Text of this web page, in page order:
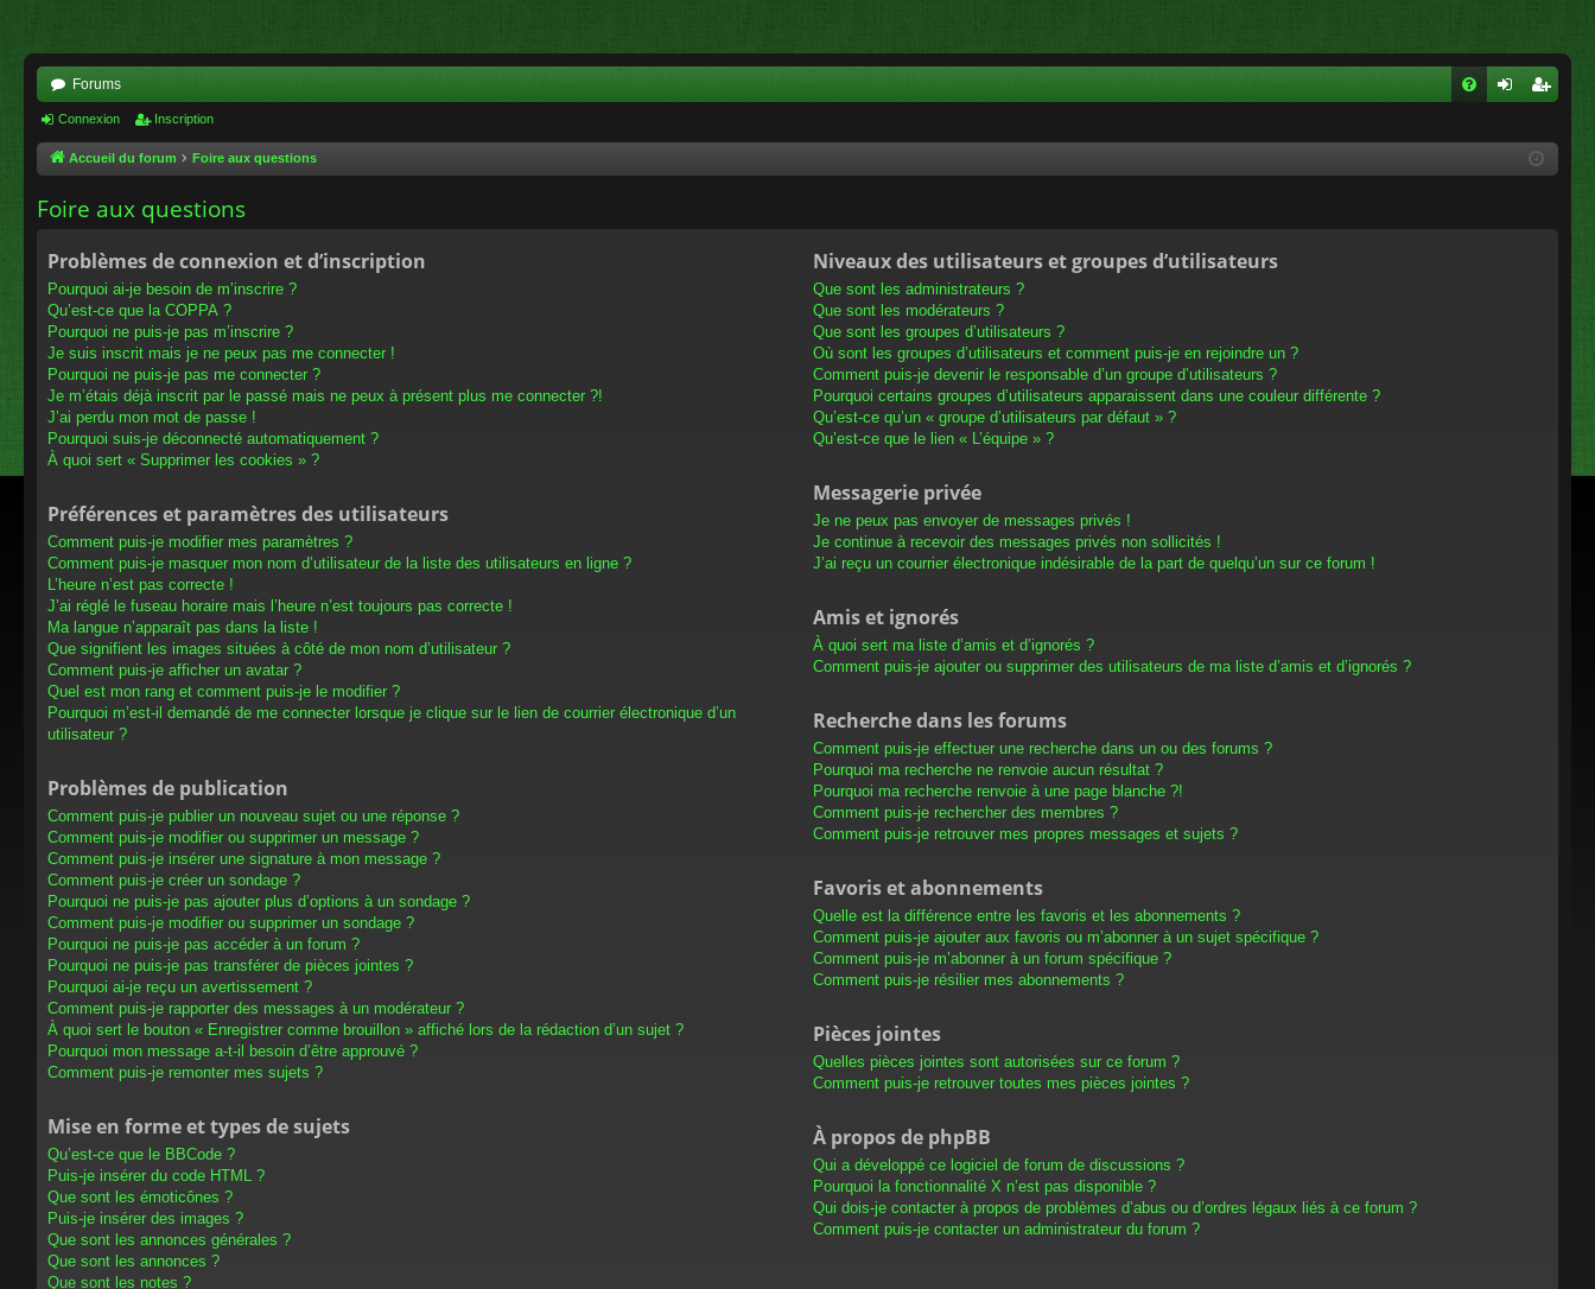
Forums
cri
Connexion Inscription
Accueil du forum Foire aux questions
Foire aux questions
Problèmes de connexion et d’inscription
Pourquoi ai-je besoin de m’inscrire ?
Qu’est-ce que la COPPA ?
Pourquoi ne puis-je pas m’inscrire ?
Je suis inscrit mais je ne peux pas me connecter !
Pourquoi ne puis-je pas me connecter ?
Je m’étais déjà inscrit par le passé mais ne peux à présent plus me connecter ?!
J’ai perdu mon mot de passe !
Pourquoi suis-je déconnecté automatiquement ?
À quoi sert « Supprimer les cookies » ?
Préférences et paramètres des utilisateurs
Comment puis-je modifier mes paramètres ?
Comment puis-je masquer mon nom d’utilisateur de la liste des utilisateurs en ligne ?
L’heure n’est pas correcte !
J’ai réglé le fuseau horaire mais l’heure n’est toujours pas correcte !
Ma langue n’apparaît pas dans la liste !
Que signifient les images situées à côté de mon nom d’utilisateur ?
Comment puis-je afficher un avatar ?
Quel est mon rang et comment puis-je le modifier ?
Pourquoi m’est-il demandé de me connecter lorsque je clique sur le lien de courrier électronique d’un
utilisateur ?
Problèmes de publication
Comment puis-je publier un nouveau sujet ou une réponse ?
Comment puis-je modifier ou supprimer un message ?
Comment puis-je insérer une signature à mon message ?
Comment puis-je créer un sondage ?
Pourquoi ne puis-je pas ajouter plus d’options à un sondage ?
Comment puis-je modifier ou supprimer un sondage ?
Pourquoi ne puis-je pas accéder à un forum ?
Pourquoi ne puis-je pas transférer de pièces jointes ?
Pourquoi ai-je reçu un avertissement ?
Comment puis-je rapporter des messages à un modérateur ?
À quoi sert le bouton « Enregistrer comme brouillon » affiché lors de la rédaction d’un sujet ?
Pourquoi mon message a-t-il besoin d’être approuvé ?
Comment puis-je remonter mes sujets ?
Mise en forme et types de sujets
Qu’est-ce que le BBCode ?
Puis-je insérer du code HTML ?
Que sont les émoticônes ?
Puis-je insérer des images ?
Que sont les annonces générales ?
Que sont les annonces ?
Que sont les notes ?
Niveaux des utilisateurs et groupes d’utilisateurs
Que sont les administrateurs ?
Que sont les modérateurs ?
Que sont les groupes d’utilisateurs ?
Où sont les groupes d’utilisateurs et comment puis-je en rejoindre un ?
Comment puis-je devenir le responsable d’un groupe d’utilisateurs ?
Pourquoi certains groupes d’utilisateurs apparaissent dans une couleur différente ?
Qu’est-ce qu’un « groupe d’utilisateurs par défaut » ?
Qu’est-ce que le lien « L’équipe » ?
Messagerie privée
Je ne peux pas envoyer de messages privés !
Je continue à recevoir des messages privés non sollicités !
J’ai reçu un courrier électronique indésirable de la part de quelqu’un sur ce forum !
Amis et ignorés
À quoi sert ma liste d’amis et d’ignorés ?
Comment puis-je ajouter ou supprimer des utilisateurs de ma liste d’amis et d’ignorés ?
Recherche dans les forums
Comment puis-je effectuer une recherche dans un ou des forums ?
Pourquoi ma recherche ne renvoie aucun résultat ?
Pourquoi ma recherche renvoie à une page blanche ?!
Comment puis-je rechercher des membres ?
Comment puis-je retrouver mes propres messages et sujets ?
Favoris et abonnements
Quelle est la différence entre les favoris et les abonnements ?
Comment puis-je ajouter aux favoris ou m’abonner à un sujet spécifique ?
Comment puis-je m’abonner à un forum spécifique ?
Comment puis-je résilier mes abonnements ?
Pièces jointes
Quelles pièces jointes sont autorisées sur ce forum ?
Comment puis-je retrouver toutes mes pièces jointes ?
À propos de phpBB
Qui a développé ce logiciel de forum de discussions ?
Pourquoi la fonctionnalité X n’est pas disponible ?
Qui dois-je contacter à propos de problèmes d’abus ou d’ordres légaux liés à ce forum ?
Comment puis-je contacter un administrateur du forum ?